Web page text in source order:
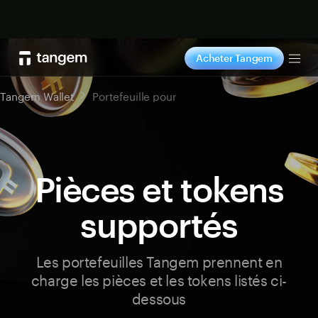
Acheter Tangem
Tangem Wallet Portefeuille pour
Pièces et tokens
supportés
Les portefeuilles Tangem prennent en
charge les pièces et les tokens listés ci-
dessous